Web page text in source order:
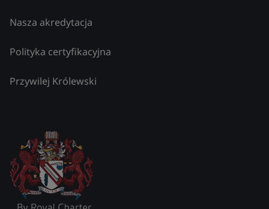
Nasza akredytacja
Polityka certyfikacyjna
Przywilej Królewski